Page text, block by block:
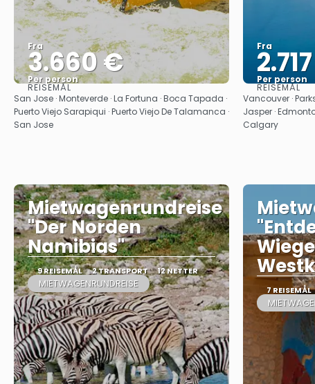
Fra
3.660 €
Per person
Se
REISEMÅL
San Jose · Monteverde · La Fortuna · Boca Tapada ·
Puerto Viejo Sarapiqui · Puerto Viejo De Talamanca ·
San Jose
Fra
Per person
REISEMÅL
Vancouver ·
Jasper ·
Calgary
Mietwagenrundreise
"Der Norden
Namibias"
9 REISEMÅL 2 TRANSPORT 12 NETTER
MIETWAGENRUNDREISE 7 REISEMÅL